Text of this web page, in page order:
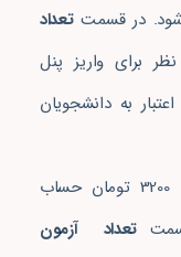
در قسمتتعداد
برای واریز پنل
به دانشجویان
توجه شود مبلغ وارد شده براساس تعداد 3200 تومان حساب
تعداد آزمون